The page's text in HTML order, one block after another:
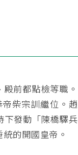
前都點檢等職。
柴宗訓繼位。趙
下發動「陳橋驛兵
的開國皇帝。